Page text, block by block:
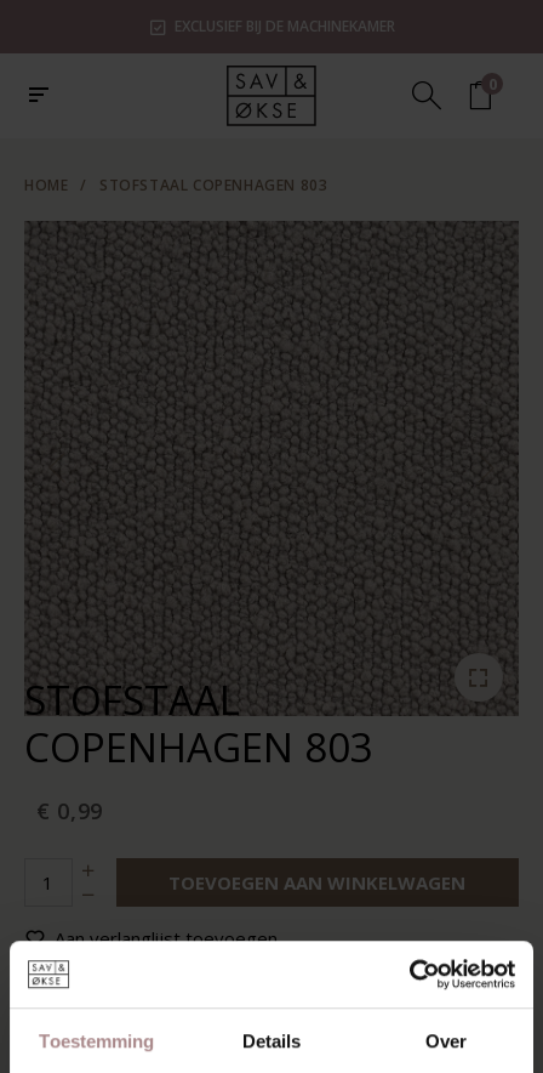
Toestemming Details Over
EXCLUSIEF BIJ DE MACHINEKAMER
0
HOME / STOFSTAAL COPENHAGEN 803
STOFSTAAL
COPENHAGEN 803
€ 0,99
TOEVOEGEN AAN WINKELWAGEN
Aan verlanglijst toevoegen
Op voorraad:
Levertijd: 2-5 werkdagen